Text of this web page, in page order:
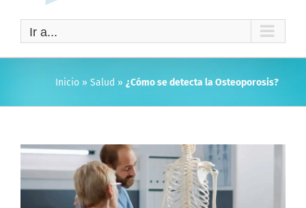
Ir a...
Inicio » Salud » ¿Cómo se detecta la Osteoporosis?